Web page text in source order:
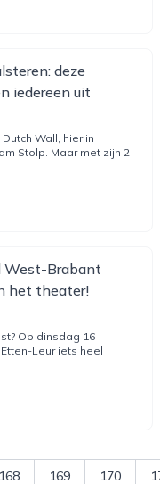
deze
iedereen uit
Wall, hier in
Stolp. Maar met zijn 2
West-Brabant
het theater!
Op dinsdag 16
Leur iets heel
168 169 170